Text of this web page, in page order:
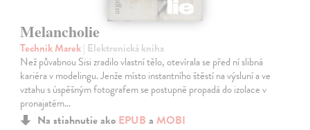
Melancholie
Technik Marek| Elektronická kniha
Než půvabnou Sisi zradilo vlastní tělo, otevírala se před ní slibná
kariéra v modelingu. Jenže místo instantního štěstí na výsluní a ve
vztahu s úspěšným fotografem se postupně propadá do izolace v
pronajatém…
Na stiahnutie ako EPUB a MOBI